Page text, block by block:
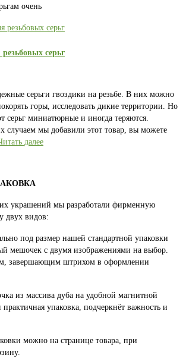
очень
серьг
серьги гвоздики на резьбе. В них можно
горы, исследовать дикие территории. Но
серьг миниатюрные и иногда теряются.
случаем мы добавили этот товар, вы можете
далее
украшений мы разработали фирменную
двух видов:
под размер нашей стандартной упаковки
мешочек с двумя изображениями на выбор.
завершающим штрихом в оформлении
из массива дуба на удобной магнитной
упаковка, подчеркнёт важность и
можно на странице товара, при